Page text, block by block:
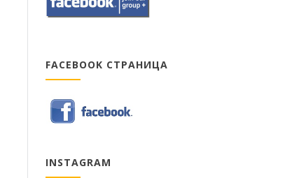
FACEBOOK СТРАНИЦА
INSTAGRAM